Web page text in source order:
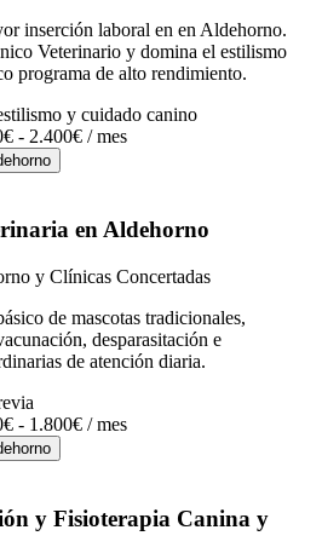
inserción laboral en en Aldehorno.
Veterinario y domina el estilismo
programa de alto rendimiento.
y cuidado canino
- 2.400€ / mes
en Aldehorno
y Clínicas Concertadas
de mascotas tradicionales,
desparasitación e
de atención diaria.
- 1.800€ / mes
y Fisioterapia Canina y